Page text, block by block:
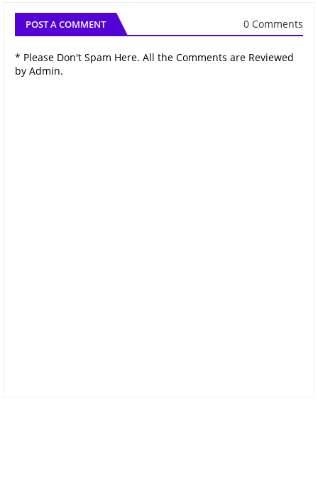
POST A COMMENT 0 Comments
* Please Don't Spam Here. All the Comments are Reviewed
by Admin.